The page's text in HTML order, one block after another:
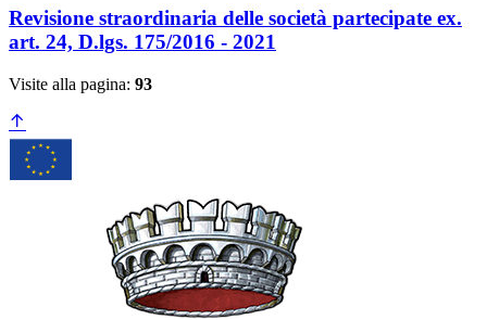
Revisione straordinaria delle società partecipate ex.
art. 24, D.lgs. 175/2016 - 2021
Visite alla pagina: 93